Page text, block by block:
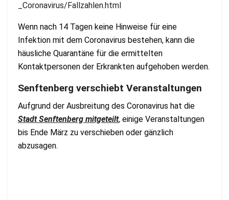
_Coronavirus/Fallzahlen.html
Wenn nach 14 Tagen keine Hinweise für eine
Infektion mit dem Coronavirus bestehen, kann die
häusliche Quarantäne für die ermittelten
Kontaktpersonen der Erkrankten aufgehoben werden.
Senftenberg verschiebt Veranstaltungen
Aufgrund der Ausbreitung des Coronavirus hat die
Stadt Senftenberg mitgeteilt, einige Veranstaltungen
bis Ende März zu verschieben oder gänzlich
abzusagen.